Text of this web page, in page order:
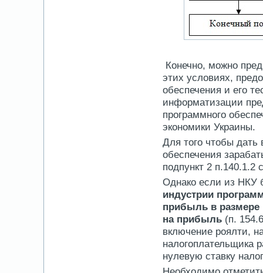
Конечно, можно
этих условиях,
обеспечения и его
информатизации
программного
экономики Украины.
Для того чтобы дать
обеспечения
подпункт 2 п.140.1.2
Однако если из НКУ
индустрии
прибыль в размере
на прибыль (п.
включение роялти,
налогоплательщика
нулевую ставку